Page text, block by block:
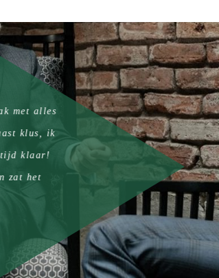
alles
klus, ik
klaar!
het
aan
advies!"